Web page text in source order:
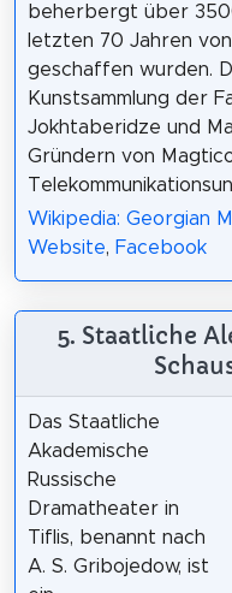
beherbergt über
letzten 70 Jahren
geschaffen wurden.
Kunstsammlung der
Jokhtaberidze und
Gründern von
Wikipedia: Georgian
Website, Facebook
5. Staatliche
Das Staatliche
Akademische
Russische
Dramatheater in
Tiflis, benannt nach
A. S. Gribojedow, ist